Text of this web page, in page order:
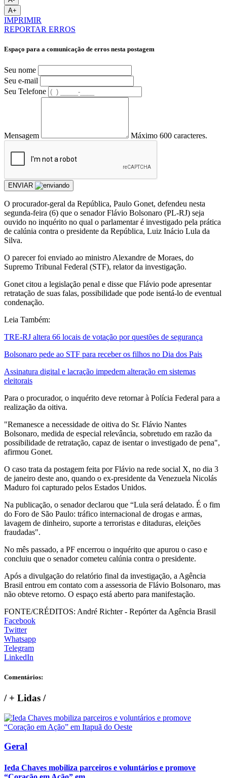
A+
IMPRIMIR
REPORTAR ERROS
Espaço para a comunicação de erros nesta postagem
Seu nome
Seu e-mail
Seu Telefone
Mensagem Máximo 600 caracteres.
ENVIAR
O procurador-geral da República, Paulo Gonet, defendeu nesta
segunda-feira (6) que o senador Flávio Bolsonaro (PL-RJ) seja
ouvido no inquérito no qual o parlamentar é investigado pela prática
de calúnia contra o presidente da República, Luiz Inácio Lula da
Silva.
O parecer foi enviado ao ministro Alexandre de Moraes, do
Supremo Tribunal Federal (STF), relator da investigação.
Gonet citou a legislação penal e disse que Flávio pode apresentar
retratação de suas falas, possibilidade que pode isentá-lo de eventual
condenação.
Leia Também:
TRE-RJ altera 66 locais de votação por questões de segurança
Bolsonaro pede ao STF para receber os filhos no Dia dos Pais
Assinatura digital e lacração impedem alteração em sistemas
eleitorais
Para o procurador, o inquérito deve retornar à Polícia Federal para a
realização da oitiva.
"Remanesce a necessidade de oitiva do Sr. Flávio Nantes
Bolsonaro, medida de especial relevância, sobretudo em razão da
possibilidade de retratação, capaz de isentar o investigado de pena",
afirmou Gonet.
O caso trata da postagem feita por Flávio na rede social X, no dia 3
de janeiro deste ano, quando o ex-presidente da Venezuela Nicolás
Maduro foi capturado pelos Estados Unidos.
Na publicação, o senador declarou que “Lula será delatado. É o fim
do Foro de São Paulo: tráfico internacional de drogas e armas,
lavagem de dinheiro, suporte a terroristas e ditaduras, eleições
fraudadas".
No mês passado, a PF encerrou o inquérito que apurou o caso e
concluiu que o senador cometeu calúnia contra o presidente.
Após a divulgação do relatório final da investigação, a Agência
Brasil entrou em contato com a assessoria de Flávio Bolsonaro, mas
não obteve retorno. O espaço está aberto para manifestação.
FONTE/CRÉDITOS: André Richter - Repórter da Agência Brasil
Facebook
Twitter
Whatsapp
Telegram
LinkedIn
Comentários:
/+ Lidas /
Geral
Ieda Chaves mobiliza parceiros e voluntários e promove